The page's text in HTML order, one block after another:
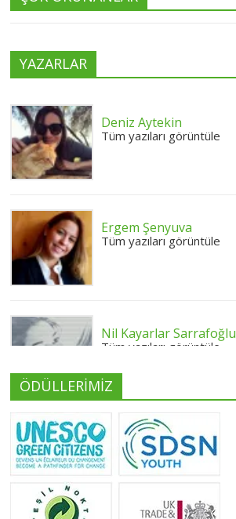
YAZARLAR
Deniz Aytekin
Tüm yazıları görüntüle
Ergem Şenyuva
Tüm yazıları görüntüle
Nil Kayarlar Sarrafoğlu
Tüm yazıları görüntüle
Yeliz Yılmaz
Tüm yazıları görüntüle
ÖDÜLLERİMİZ